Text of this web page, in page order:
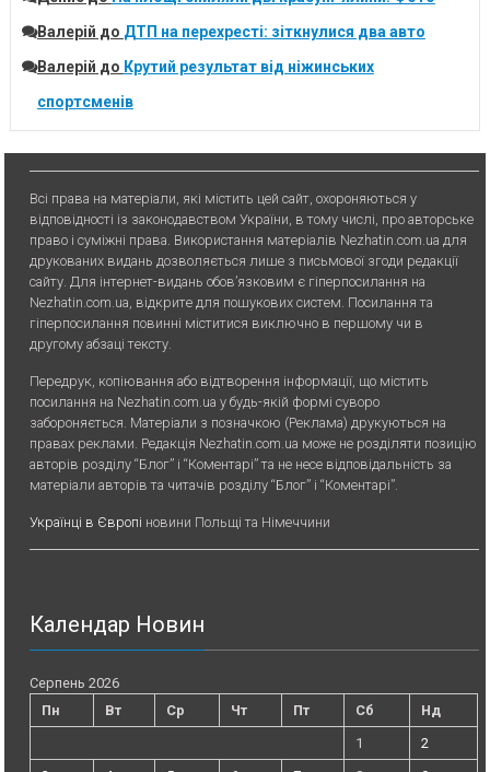
Валерій до ДТП на перехресті: зіткнулися два авто
Валерій до Крутий результат від ніжинських
спортсменів
Всі права на матеріали, які містить цей сайт, охороняються у
відповідності із законодавством України, в тому числі, про авторське
право і суміжні права. Використання матерiалiв Nezhatin.com.ua для
друкованих видань дозволяється лише з письмової згоди редакції
сайту. Для iнтернет-видань обов’язковим є гiперпосилання на
Nezhatin.com.ua, відкрите для пошукових систем. Посилання та
гіперпосилання повинні міститися виключно в першому чи в
другому абзаці тексту.
Передрук, копiювання або вiдтворення iнформацiї, що мiстить
посилання на Nezhatin.com.ua у будь-якiй формi суворо
забороняється. Матеріали з позначкою (Реклама) друкуються на
правах реклами. Редакція Nezhatin.com.ua може не розділяти позицію
авторів розділу “Блог” і “Коментарі” та не несе відповідальність за
матеріали авторів та читачів розділу “Блог” і “Коментарі”.
Українці в Європі новини Польщі та Німеччини
Календар Новин
Серпень 2026
Пн
Вт Ср Чт Пт Сб
Нд
1
2